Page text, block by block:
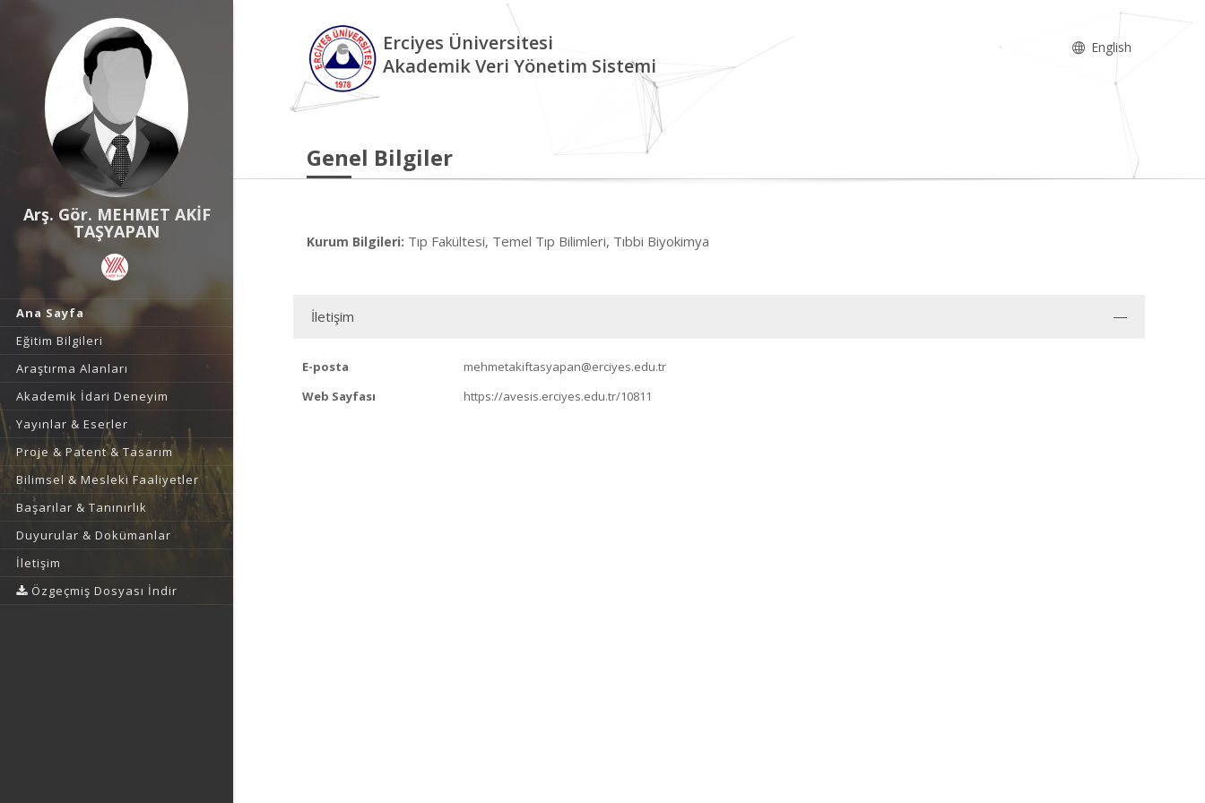
Arş. Gör. MEHMET AKİF
TAŞYAPAN
Ana Sayfa
Eğitim Bilgileri
Araştırma Alanları
Akademik İdari Deneyim
Yayınlar & Eserler
Proje & Patent & Tasarım
Bilimsel & Mesleki Faaliyetler
Başarılar & Tanınırlık
Duyurular & Dokümanlar
İletişim
Özgeçmiş Dosyası İndir
Erciyes Üniversitesi
Akademik Veri Yönetim Sistemi
English
Genel Bilgiler
Kurum Bilgileri: Tıp Fakültesi, Temel Tıp Bilimleri, Tıbbi Biyokimya
İletişim
E-posta
mehmetakiftasyapan@erciyes.edu.tr
Web Sayfası
https://avesis.erciyes.edu.tr/10811